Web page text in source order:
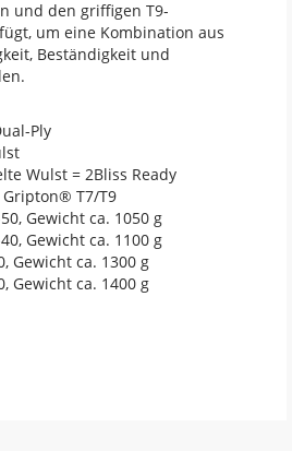
und den griffigen T9-
um eine Kombination aus
Beständigkeit und
Ply
Wulst = 2Bliss Ready
T7/T9
Gewicht ca. 1050 g
Gewicht ca. 1100 g
Gewicht ca. 1300 g
Gewicht ca. 1400 g